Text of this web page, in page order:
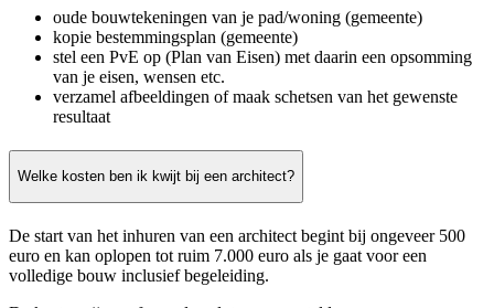
oude bouwtekeningen van je pad/woning (gemeente)
kopie bestemmingsplan (gemeente)
stel een PvE op (Plan van Eisen) met daarin een opsomming
van je eisen, wensen etc.
verzamel afbeeldingen of maak schetsen van het gewenste
resultaat
Welke kosten ben ik kwijt bij een architect?
De start van het inhuren van een architect begint bij ongeveer 500
euro en kan oplopen tot ruim 7.000 euro als je gaat voor een
volledige bouw inclusief begeleiding.